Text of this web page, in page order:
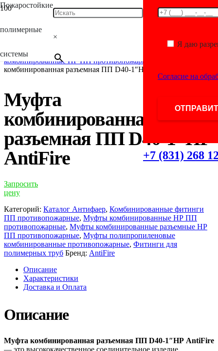
Пожаростойкие
полимерные
системы
×
Я даю
Согласие на
+7 (831) 268
труб/Комбинированные фитинги ПП
комбинированные противопожарные
комбинированные НР ПП противопожарные
комбинированная разъемная ПП D40-1″НР AntiFire
Муфта
комбинированная
разъемная ПП D40-1″НР
AntiFire
Запросить
цену
Категорий: Каталог Антифаер, Комбинированные фитинги
ПП противопожарные, Муфты комбинированные НР ПП
противопожарные, Муфты комбинированные разъемные НР
ПП противопожарные, Муфты полипропиленовые
комбинированные противопожарные, Фитинги для
полимерных труб Бренд: AntiFire
Описание
Характеристики
Доставка и Оплата
Описание
Муфта комбинированная разъемная ПП D40-1″НР AntiFire
— это высококачественное соединительное изделие,